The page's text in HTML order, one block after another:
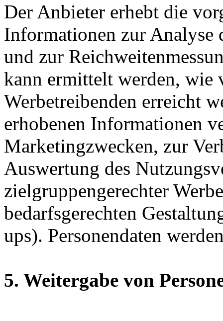
Der Anbieter erhebt die
Informationen zur Analyse
und zur
kann ermittelt werden, wie
Werbetreibenden erreicht
erhobenen Informationen
Marketingzwecken, zur
Auswertung des
zielgruppengerechter
bedarfsgerechten
ups). Personendaten
5. Weitergabe von